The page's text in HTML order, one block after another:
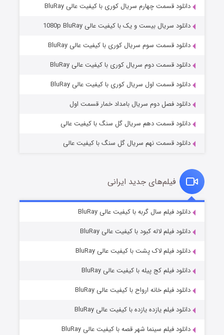
مردگان متحرک: شهر مرده ۳
قسمت2 (زیرنویس) منتشر شد
قسمت7 (زیرنویس) منتشر شد
دانلود قسمت چهارم سریال کوری با کیفیت عالی BluRay
دانلود سریال بیست و یک با کیفیت عالی 1080p BluRay
دانلود قسمت سوم سریال کوری با کیفیت عالی BluRay
دانلود قسمت دوم سریال کوری با کیفیت عالی BluRay
دانلود قسمت اول سریال کوری با کیفیت عالی BluRay
دانلود فصل دوم سریال بامداد خمار قسمت اول
دانلود قسمت دهم سریال گل سنگ با کیفیت عالی
دانلود قسمت نهم سریال گل سنگ با کیفیت عالی
فیلم‌های جدید ایرانی
دانلود فیلم سال گربه با کیفیت عالی BluRay
دانلود فیلم لاله کبود با کیفیت عالی BluRay
دانلود فیلم لاک پشت با کیفیت عالی BluRay
دانلود فیلم کج‌ پیله با کیفیت عالی BluRay
دانلود فیلم خانه ارواح با کیفیت عالی BluRay
دانلود فیلم یازده یازده با کیفیت عالی BluRay
دانلود فیلم سینما شهر قصه با کیفیت عالی BluRay